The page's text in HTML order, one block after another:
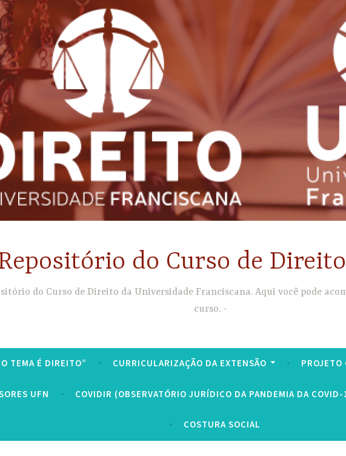
do Curso de
do Curso de Direito da Universidade Franciscana. Aqui você pode
curso.
TEMA É DIREITO” CURRICULARIZAÇÃO DA EXTENSÃO PROJETO
UFN COVIDIR (OBSERVATÓRIO JURÍDICO DA PANDEMIA DA
COSTURA SOCIAL